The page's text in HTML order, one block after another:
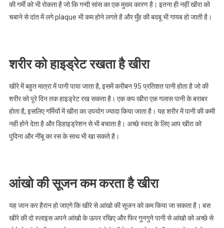
की गर्मी को भी रोकता है जो कि गन्दी सांस का एक मुख्य कारण है। इतना ही नहीं खीरा को
चबाने से दांत में लगे plaque भी कम होने लगते है और मुँह की बदबू भी गायब हो जाती है।
शरीर को हाइड्रेट रखता है खीरा
खीरे में बहुत मात्रा में पानी पाया जाता है, इसमें करीबन 95 प्रतिशत पानी होता है जो की
शरीर को पूरे दिन तक हाइड्रेट रख सकता है। एक कप खीरा एक गलास पानी के बराबर
होता है, इसलिए गर्मियों में खीरा का उपयोग ज्यादा किया जाता है। यह शरीर में पानी की कमी
नही होने देता है और डिहाइड्रेशन से भी बचाता है। अच्छे स्वाद के लिए आप खीरा को
पुदिना और नींबू का रस के साथ भी खा सकते है।
आंखो की सूजन कम करता है खीरा
यह जान कर हैरान हो जाएगे कि खीरे से आंखो की सूजन को कम किया जा सकता है। बस
खीरे की दो स्लाइस अपने आंखो के ऊपर रखिए और फिर गुनगुने पानी से आंखो को अच्छे से